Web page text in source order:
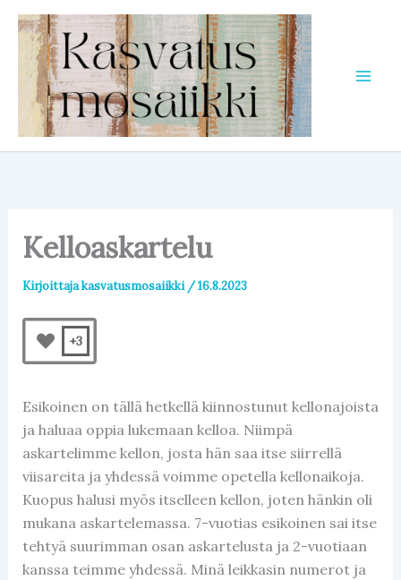
Siirry
sisältöön
Kelloaskartelu
Kirjoittajakasvatusmosaiikki /16.8.2023
+3
Esikoinen on tällä hetkellä kiinnostunut kellonajoista
ja haluaa oppia lukemaan kelloa. Niimpä
askartelimme kellon, josta hän saa itse siirrellä
viisareita ja yhdessä voimme opetella kellonaikoja.
Kuopus halusi myös itselleen kellon, joten hänkin oli
mukana askartelemassa. 7-vuotias esikoinen sai itse
tehtyä suurimman osan askartelusta ja 2-vuotiaan
kanssa teimme yhdessä. Minä leikkasin numerot ja